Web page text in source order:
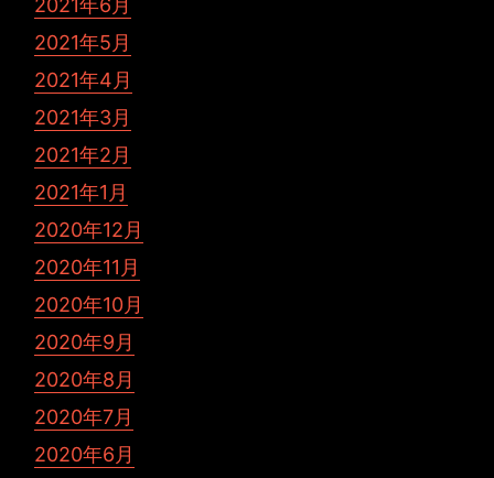
2021年6月
2021年5月
2021年4月
2021年3月
2021年2月
2021年1月
2020年12月
2020年11月
2020年10月
2020年9月
2020年8月
2020年7月
2020年6月